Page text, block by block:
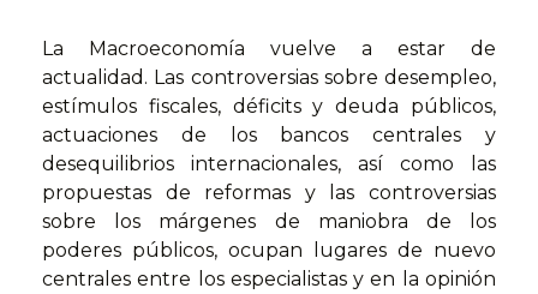
La Macroeconomía vuelve a estar de
actualidad. Las controversias sobre desempleo,
estímulos fiscales, déficits y deuda públicos,
actuaciones de los bancos centrales y
desequilibrios internacionales, así como las
propuestas de reformas y las controversias
sobre los márgenes de maniobra de los
poderes públicos, ocupan lugares de nuevo
centrales entre los especialistas y en la opinión